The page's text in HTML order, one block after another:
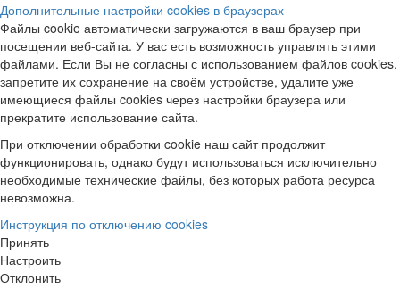
Дополнительные настройки cookies в браузерах
Файлы cookie автоматически загружаются в ваш браузер при
посещении веб-сайта. У вас есть возможность управлять этими
файлами. Если Вы не согласны с использованием файлов cookies,
запретите их сохранение на своём устройстве, удалите уже
имеющиеся файлы cookies через настройки браузера или
прекратите использование сайта.
При отключении обработки cookie наш сайт продолжит
функционировать, однако будут использоваться исключительно
необходимые технические файлы, без которых работа ресурса
невозможна.
Инструкция по отключению cookies
Принять
Настроить
Отклонить